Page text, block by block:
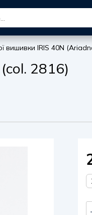
вишивки IRIS 40N
2816)